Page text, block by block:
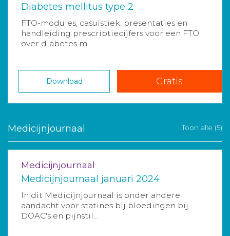
Diabetes mellitus type 2
FTO-modules, casuïstiek, presentaties en
handleiding prescriptiecijfers voor een FTO
over diabetes m...
Download Gratis
Medicijnjournaal Toon alle (5)
Medicijnjournaal
Medicijnjournaal januari 2024
In dit Medicijnjournaal is onder andere
aandacht voor statines bij bloedingen bij
DOAC's en pijnstil...